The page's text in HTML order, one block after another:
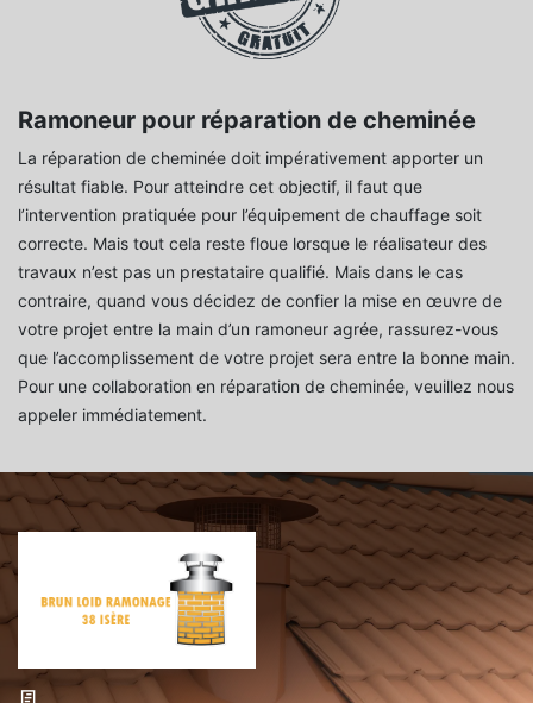
Ramoneur pour réparation de cheminée
La réparation de cheminée doit impérativement apporter un
résultat fiable. Pour atteindre cet objectif, il faut que
l’intervention pratiquée pour l’équipement de chauffage soit
correcte. Mais tout cela reste floue lorsque le réalisateur des
travaux n’est pas un prestataire qualifié. Mais dans le cas
contraire, quand vous décidez de confier la mise en œuvre de
votre projet entre la main d’un ramoneur agrée, rassurez-vous
que l’accomplissement de votre projet sera entre la bonne main.
Pour une collaboration en réparation de cheminée, veuillez nous
appeler immédiatement.